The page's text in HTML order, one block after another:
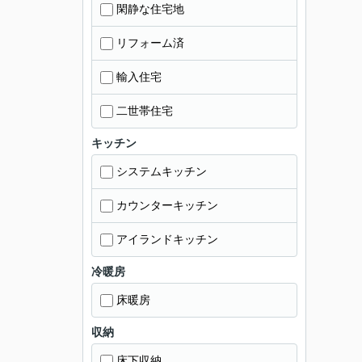
閑静な住宅地
リフォーム済
輸入住宅
二世帯住宅
キッチン
システムキッチン
カウンターキッチン
アイランドキッチン
冷暖房
床暖房
収納